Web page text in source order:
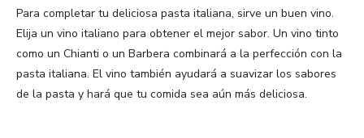
Para completar tu deliciosa pasta italiana, sirve un buen vino.
Elija un vino italiano para obtener el mejor sabor. Un vino tinto
como un Chianti o un Barbera combinará a la perfección con la
pasta italiana. El vino también ayudará a suavizar los sabores
de la pasta y hará que tu comida sea aún más deliciosa.